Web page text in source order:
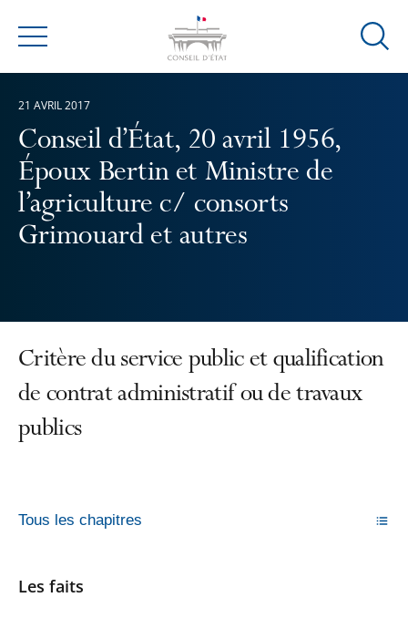
Menu
Ouvrir
Conseil d’État, 20 avril 1956,
Époux Bertin et Ministre de
l’agriculture c/ consorts
Grimouard et autres
21 AVRIL 2017
Critère du service public et qualification
de contrat administratif ou de travaux
publics
Tous les chapitres
Les faits